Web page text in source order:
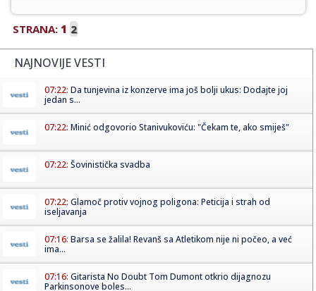
STRANA: 1 2
NAJNOVIJE VESTI
07:22: Da tunjevina iz konzerve ima još bolji ukus: Dodajte joj
jedan s...
07:22: Minić odgovorio Stanivukoviću: "Čekam te, ako smiješ"
07:22: Šovinistička svadba
07:22: Glamoč protiv vojnog poligona: Peticija i strah od
iseljavanja
07:16: Barsa se žalila! Revanš sa Atletikom nije ni počeo, a već
ima...
07:16: Gitarista No Doubt Tom Dumont otkrio dijagnozu
Parkinsonove boles...